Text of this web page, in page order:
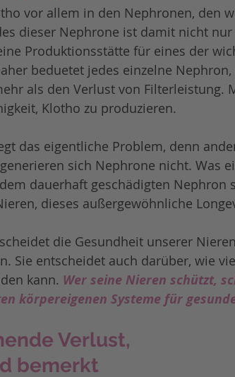
vor allem in den Nephronen, den
dieser Nephrone ist damit nicht
Produktionsstätte für eines der
beduetet jedes einzelne
als den Verlust von Filterleistung.
Klotho zu produzieren.
das eigentliche Problem, denn
sich Nephrone nicht. Was
dauerhaft geschädigten Nephron
dieses außergewöhnliche
die Gesundheit unserer
Sie entscheidet auch darüber, wie
kann. Wer seine Nieren schützt,
körpereigenen Systeme für
Verlust,
bemerkt